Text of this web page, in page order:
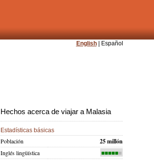
English| Español
Hechos acerca de viajar a Malasia
Estadísticas básicas
Población 25 millón
Inglés lingüística ■■■■■■